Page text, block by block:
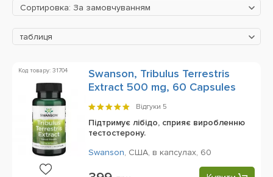
Сортировка: За замовчуванням
таблиця
Код товару: 31704
Swanson, Tribulus Terrestris
Extract 500 mg, 60 Capsules
Відгуки 5
Підтримує лібідо, сприяє виробленню
тестостерону.
Swanson, США, в капсулах, 60